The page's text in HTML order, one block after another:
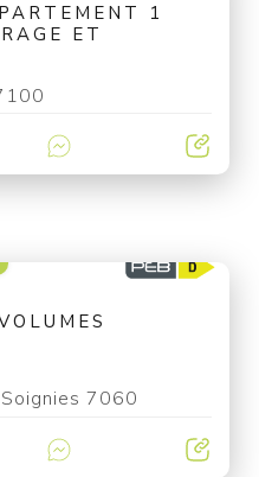
1
ET
Soignies 7060